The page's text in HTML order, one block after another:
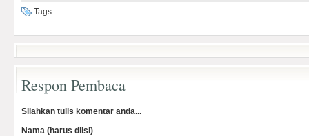
Tags:
Respon Pembaca
Silahkan tulis komentar anda...
Nama (harus diisi)